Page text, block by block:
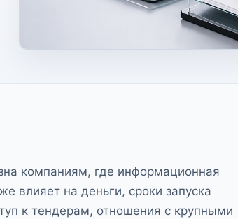
компаниям, где информационная
влияет на деньги, сроки запуска
к тендерам, отношения с крупными